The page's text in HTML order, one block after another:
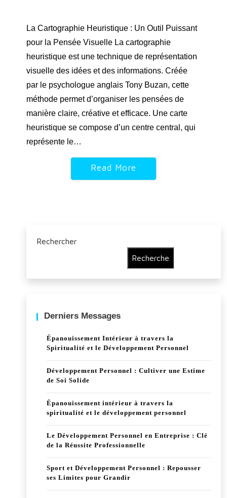
La Cartographie Heuristique : Un Outil Puissant
pour la Pensée Visuelle La cartographie
heuristique est une technique de représentation
visuelle des idées et des informations. Créée
par le psychologue anglais Tony Buzan, cette
méthode permet d’organiser les pensées de
manière claire, créative et efficace. Une carte
heuristique se compose d’un centre central, qui
représente le…
Read More
Rechercher
Recherche
Derniers Messages
Épanouissement Intérieur à travers la
Spiritualité et le Développement Personnel
Développement Personnel : Cultiver une Estime
de Soi Solide
Épanouissement intérieur à travers la
spiritualité et le développement personnel
Le Développement Personnel en Entreprise : Clé
de la Réussite Professionnelle
Sport et Développement Personnel : Repousser
ses Limites pour Grandir